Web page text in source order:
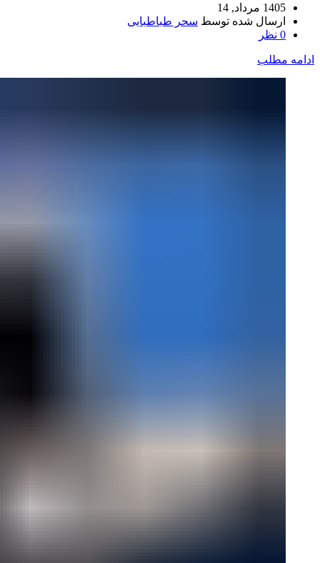
1405 مرداد, 14
ارسال شده توسط سحر طباطبایی
0 نظر
ادامه مطلب